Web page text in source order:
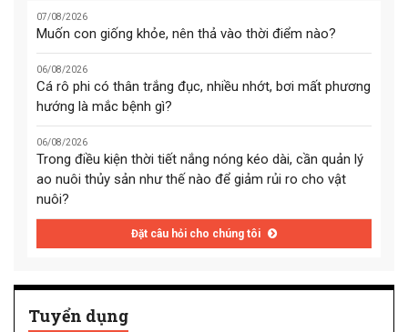
07/08/2026
Muốn con giống khỏe, nên thả vào thời điểm nào?
06/08/2026
Cá rô phi có thân trắng đục, nhiều nhớt, bơi mất phương
hướng là mắc bệnh gì?
06/08/2026
Trong điều kiện thời tiết nắng nóng kéo dài, cần quản lý
ao nuôi thủy sản như thế nào để giảm rủi ro cho vật
nuôi?
Đặt câu hỏi cho chúng tôi
Tuyển dụng